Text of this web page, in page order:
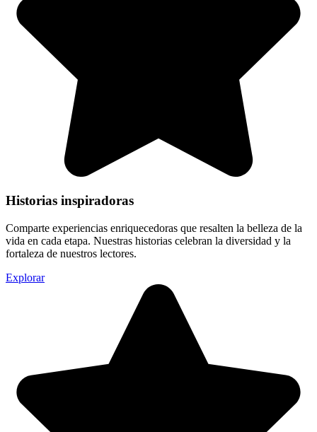
Historias inspiradoras
Comparte experiencias enriquecedoras que resalten la belleza de la
vida en cada etapa. Nuestras historias celebran la diversidad y la
fortaleza de nuestros lectores.
Explorar